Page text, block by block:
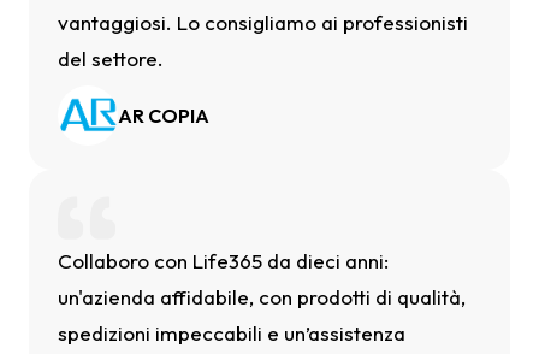
vantaggiosi. Lo consigliamo ai professionisti
del settore.
AR COPIA
Collaboro con Life365 da dieci anni:
un'azienda affidabile, con prodotti di qualità,
spedizioni impeccabili e un’assistenza